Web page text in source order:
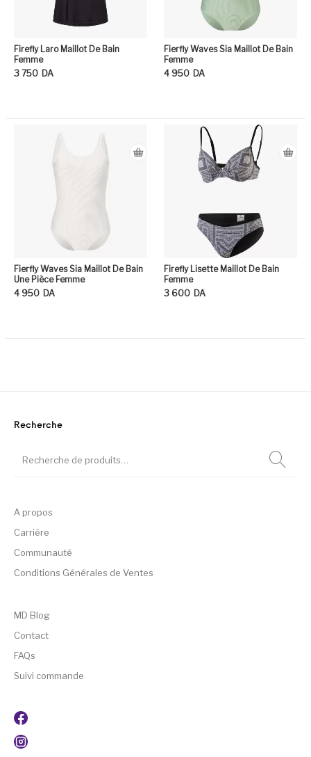
Firefly Laro Maillot De Bain
Femme
3 750 DA
Fierfly Waves Sia Maillot De Bain
Femme
4 950 DA
Fierfly Waves Sia Maillot De Bain
Une Pièce Femme
4 950 DA
Firefly Lisette Maillot De Bain
Femme
3 600 DA
Recherche
A propos
Carrière
Communauté
Conditions Générales de Ventes
MD Blog
Contact
FAQs
Suivi commande